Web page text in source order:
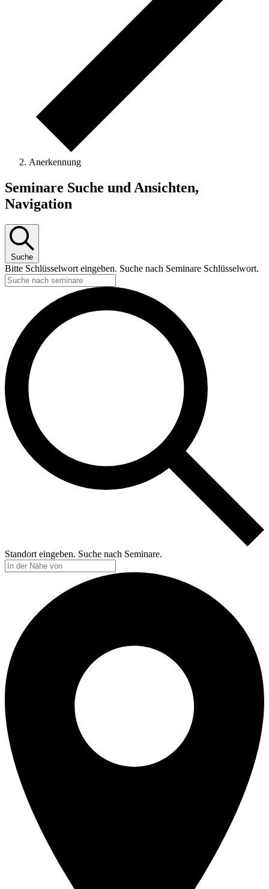
Anerkennung
Seminare
Seminare Suche und Ansichten,
Navigation
Suche
Bitte Schlüsselwort eingeben. Suche nach Seminare Schlüsselwort.
Standort eingeben. Suche nach Seminare.